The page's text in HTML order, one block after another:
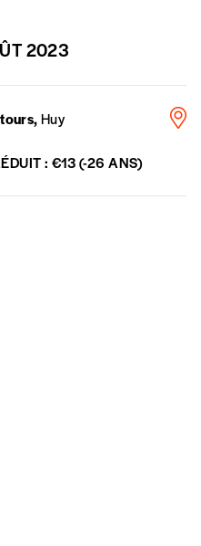
De cette
travail de l’équipe
l’année civile en
recevoir la
ou numérique.
le numéro de
“participation
de participer
Ce paiement
marque votre
2023
Huy
: €13 (-26 ANS)